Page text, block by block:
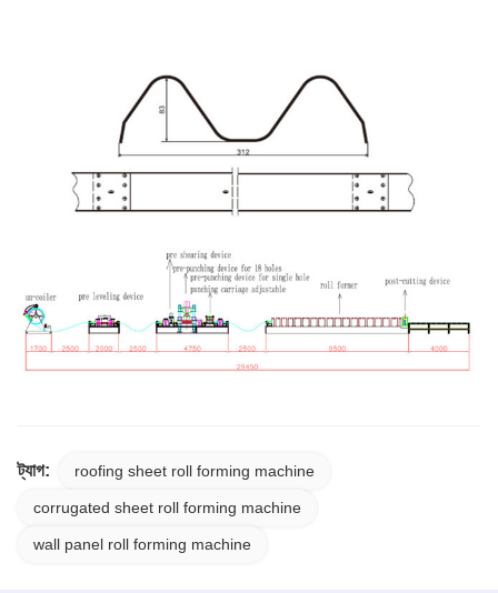
ট্যাগ: roofing sheet roll forming machine
corrugated sheet roll forming machine
wall panel roll forming machine